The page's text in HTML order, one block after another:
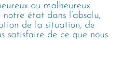
ou malheureux
état dans l’absolu,
de la situation, de
satisfaire de ce que nous